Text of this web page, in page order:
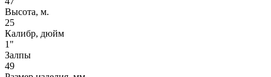
Высота, м.
25
Калибр, дюйм
1"
Залпы
49